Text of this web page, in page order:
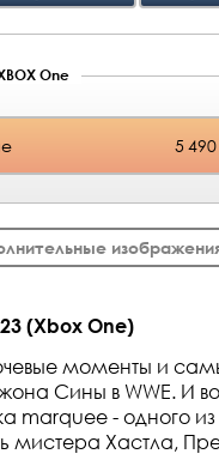
One
5 490
(Xbox One)
моменты и
Сины в WWE. И
marquee - одного
мистера Хастла,